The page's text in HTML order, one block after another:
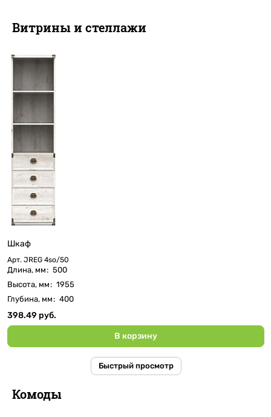
Витрины и стеллажи
Шкаф
Арт. JREG 4so/50
Длина, мм: 500
Высота, мм: 1955
Глубина, мм: 400
398.49 руб.
В корзину
Быстрый просмотр
Комоды